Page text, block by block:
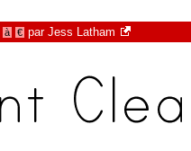
à € par Jess Latham